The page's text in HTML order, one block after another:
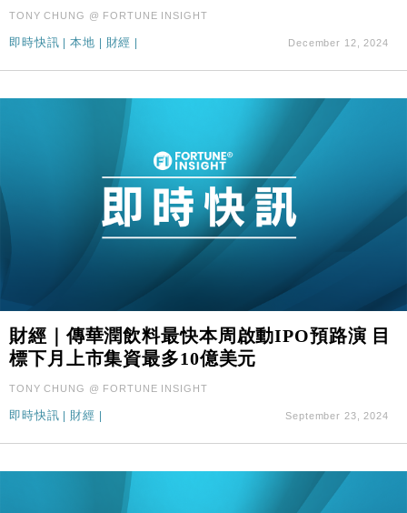
TONY CHUNG @ FORTUNE INSIGHT
即時快訊 |本地 | 財經 | December 12, 2024
財經｜傳華潤飲料最快本周啟動IPO預路演 目
標下月上市集資最多10億美元
TONY CHUNG @ FORTUNE INSIGHT
即時快訊 | 財經 | September 23, 2024